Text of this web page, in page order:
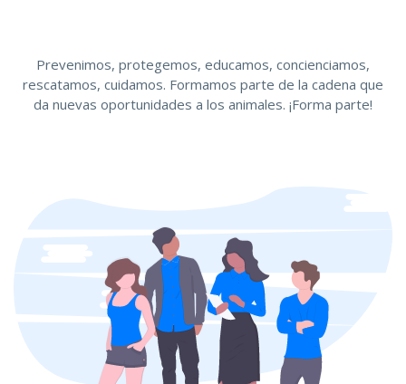
Prevenimos, protegemos, educamos, concienciamos,
rescatamos, cuidamos. Formamos parte de la cadena que
da nuevas oportunidades a los animales. ¡Forma parte!